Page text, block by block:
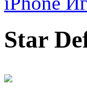
Star